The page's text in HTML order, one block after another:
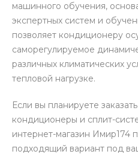
машинного обучения,
экспертных систем и
позволяет кондиционеру
саморегулируемое
различных климатических
тепловой нагрузке.
Если вы планируете
кондиционеры и сплит-
интернет-магазин Имир174
подходящий вариант под